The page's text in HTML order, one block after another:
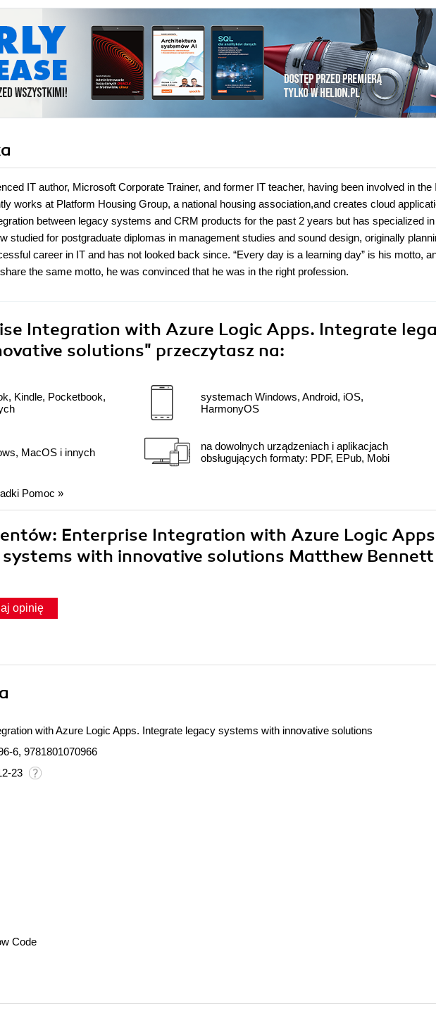
IT author, Microsoft Corporate Trainer, and former IT teacher, having been involved in the
works at Platform Housing Group, a national housing association,and creates cloud
between legacy systems and CRM products for the past 2 years but has specialized in
studied for postgraduate diplomas in management studies and sound design, originally
career in IT and has not looked back since. “Every day is a learning day” is his motto,
the same motto, he was convinced that he was in the right profession.
Integration with Azure Logic Apps. Integrate
solutions" przeczytasz na:
Kindle, Pocketbook,
MacOS i innych
systemach Windows, Android, iOS,
HarmonyOS
na dowolnych urządzeniach i aplikacjach
obsługujących formaty: PDF, EPub, Mobi
Pomoc »
Enterprise Integration with Azure Logic
with innovative solutions Matthew Bennett
opinię
with Azure Logic Apps. Integrate legacy systems with innovative solutions
6, 9781801070966
23
Code